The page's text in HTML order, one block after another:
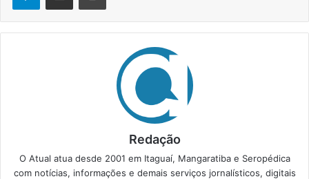
Redação
O Atual atua desde 2001 em Itaguaí, Mangaratiba e Seropédica
com notícias, informações e demais serviços jornalísticos, digitais